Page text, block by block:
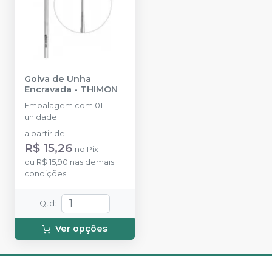
Goiva de Unha
Encravada - THIMON
Embalagem com 01
unidade
a partir de:
R$ 15,26 no Pix
ou R$ 15,90 nas demais
condições
Qtd :
Ver opções